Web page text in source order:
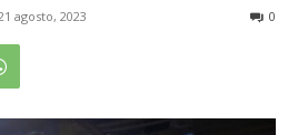
agosto, 2023 0